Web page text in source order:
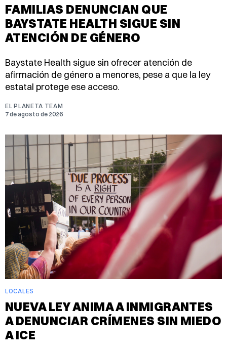
FAMILIAS DENUNCIAN QUE
BAYSTATE HEALTH SIGUE SIN
ATENCIÓN DE GÉNERO
Baystate Health sigue sin ofrecer atención de
afirmación de género a menores, pese a que la ley
estatal protege ese acceso.
EL PLANETA TEAM
7 de agosto de 2026
LOCALES
NUEVA LEY ANIMA A INMIGRANTES
A DENUNCIAR CRÍMENES SIN MIEDO
A ICE